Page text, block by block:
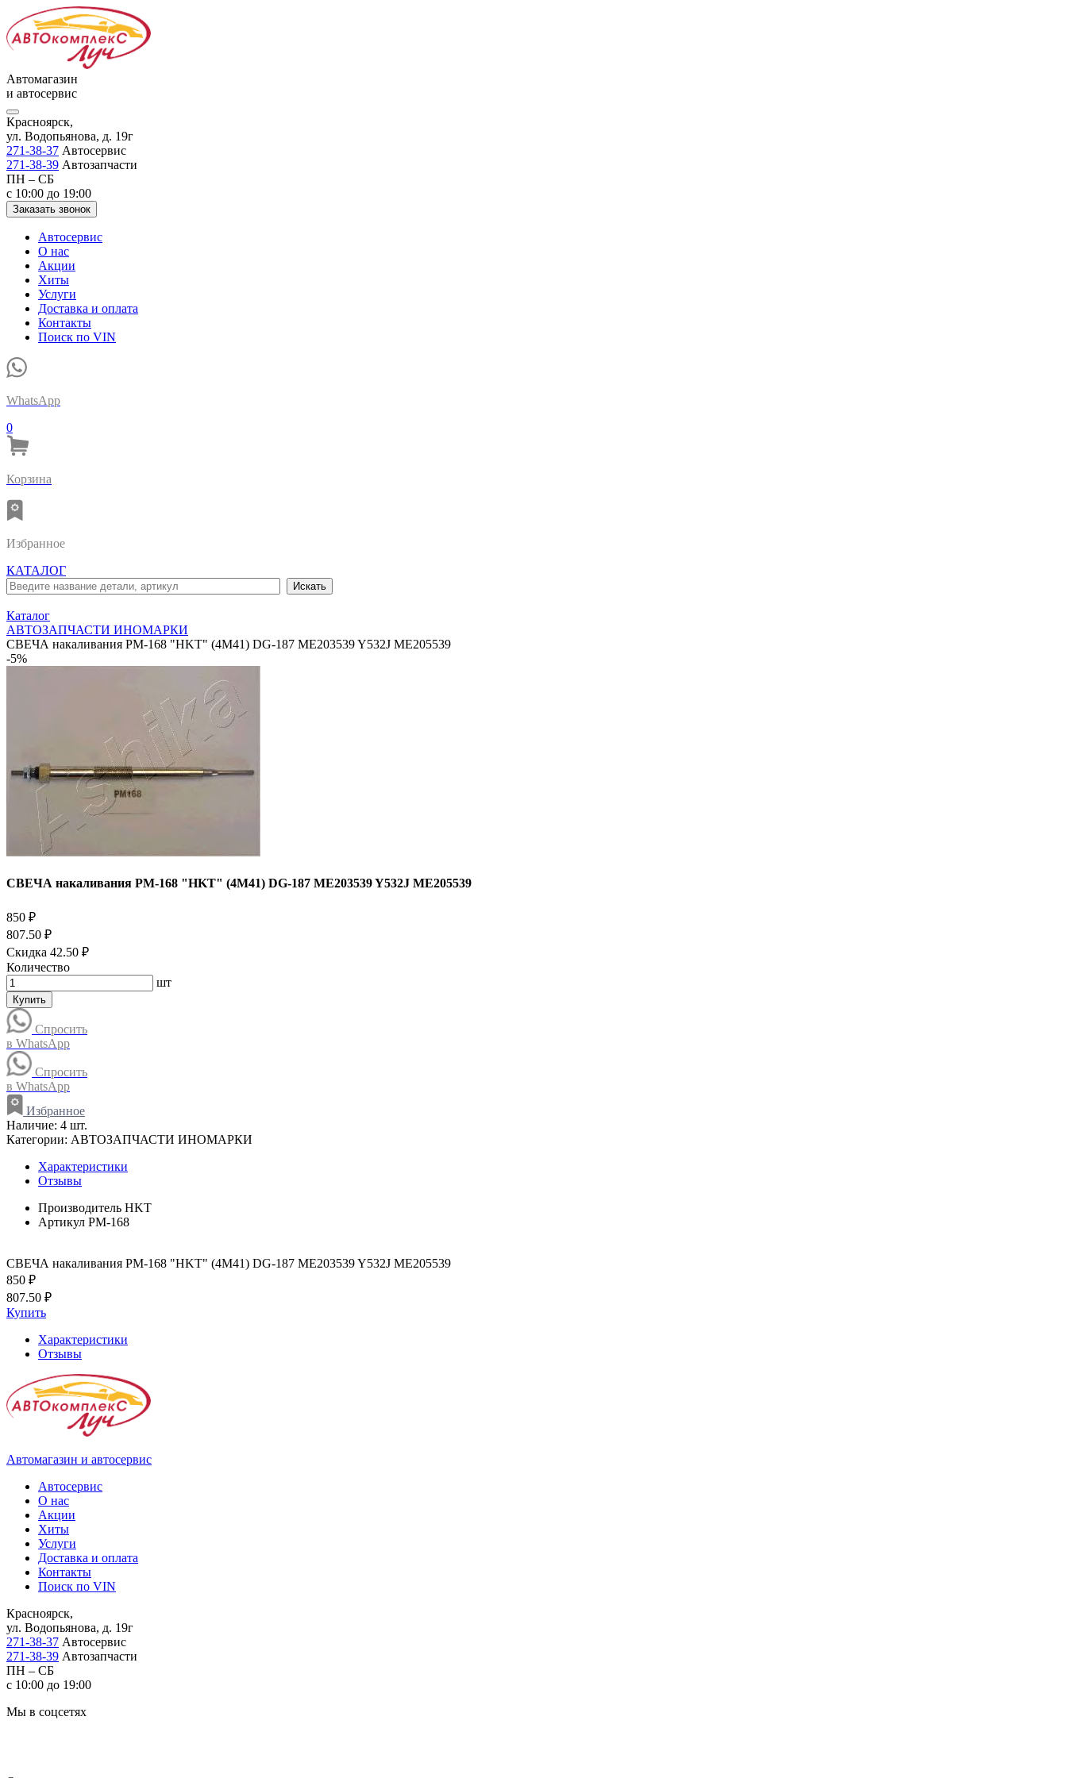
Автомагазин
и автосервис
Красноярск,
ул. Водопьянова, д. 19г
271-38-37 Автосервис
271-38-39 Автозапчасти
ПН – СБ
с 10:00 до 19:00
Заказать звонок
Автосервис
О нас
Акции
Хиты
Услуги
Доставка и оплата
Контакты
Поиск по VIN
WhatsApp
0
Корзина
Избранное
КАТАЛОГ
Каталог
АВТОЗАПЧАСТИ ИНОМАРКИ
СВЕЧА накаливания PM-168 "HKT" (4M41) DG-187 ME203539 Y532J ME205539
-5%
СВЕЧА накаливания PM-168 "HKT" (4M41) DG-187 ME203539 Y532J ME205539
850 ₽
807.50 ₽
Скидка 42.50 ₽
Количество
шт
Купить
Спросить
в WhatsApp
Спросить
в WhatsApp
Избранное
Наличие: 4 шт.
Категории: АВТОЗАПЧАСТИ ИНОМАРКИ
Характеристики
Отзывы
Производитель HKT
Артикул PM-168
СВЕЧА накаливания PM-168 "HKT" (4M41) DG-187 ME203539 Y532J ME205539
850 ₽
807.50 ₽
Купить
Характеристики
Отзывы
Автомагазин и автосервис
Автосервис
О нас
Акции
Хиты
Услуги
Доставка и оплата
Контакты
Поиск по VIN
Красноярск,
ул. Водопьянова, д. 19г
271-38-37 Автосервис
271-38-39 Автозапчасти
ПН – СБ
с 10:00 до 19:00
Мы в соцсетях